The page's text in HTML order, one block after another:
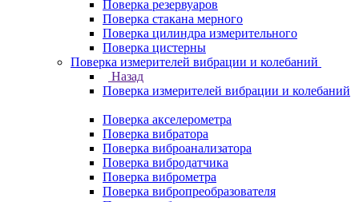
Поверка резервуаров
Поверка стакана мерного
Поверка цилиндра измерительного
Поверка цистерны
Поверка измерителей вибрации и колебаний
Назад
Поверка измерителей вибрации и колебаний
Поверка акселерометра
Поверка вибратора
Поверка виброанализатора
Поверка вибродатчика
Поверка виброметра
Поверка вибропреобразователя